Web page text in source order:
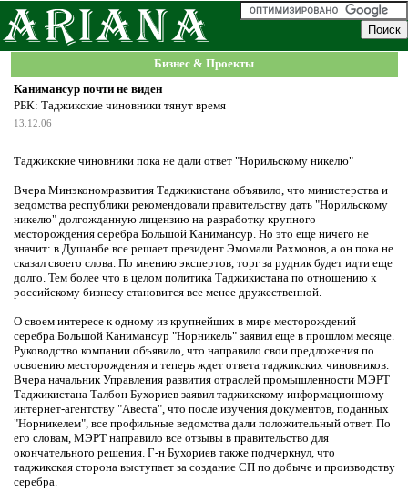
Бизнес & Проекты
Канимансур почти не виден
РБК: Таджикские чиновники тянут время
13.12.06
Таджикские чиновники пока не дали ответ "Норильскому никелю"
Вчера Минэкономразвития Таджикистана объявило, что министерства и
ведомства республики рекомендовали правительству дать "Норильскому
никелю" долгожданную лицензию на разработку крупного
месторождения серебра Большой Канимансур. Но это еще ничего не
значит: в Душанбе все решает президент Эмомали Рахмонов, а он пока не
сказал своего слова. По мнению экспертов, торг за рудник будет идти еще
долго. Тем более что в целом политика Таджикистана по отношению к
российскому бизнесу становится все менее дружественной.
О своем интересе к одному из крупнейших в мире месторождений
серебра Большой Канимансур "Норникель" заявил еще в прошлом месяце.
Руководство компании объявило, что направило свои предложения по
освоению месторождения и теперь ждет ответа таджикских чиновников.
Вчера начальник Управления развития отраслей промышленности МЭРТ
Таджикистана Талбон Бухориев заявил таджикскому информационному
интернет-агентству "Авеста", что после изучения документов, поданных
"Норникелем", все профильные ведомства дали положительный ответ. По
его словам, МЭРТ направило все отзывы в правительство для
окончательного решения. Г-н Бухориев также подчеркнул, что
таджикская сторона выступает за создание СП по добыче и производству
серебра.